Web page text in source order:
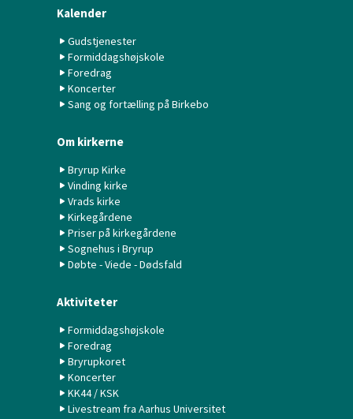
Kalender
Gudstjenester
Formiddagshøjskole
Foredrag
Koncerter
Sang og fortælling på Birkebo
Om kirkerne
Bryrup Kirke
Vinding kirke
Vrads kirke
Kirkegårdene
Priser på kirkegårdene
Sognehus i Bryrup
Døbte - Viede - Dødsfald
Aktiviteter
Formiddagshøjskole
Foredrag
Bryrupkoret
Koncerter
KK44 / KSK
Livestream fra Aarhus Universitet